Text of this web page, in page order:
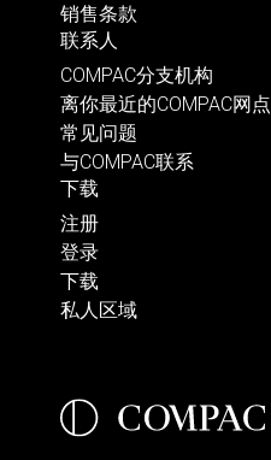
销售条款
联系人
COMPAC分支机构
离你最近的COMPAC网点
常见问题
与COMPAC联系
下载
注册
登录
下载
私人区域